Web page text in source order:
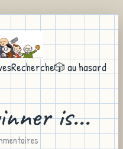
Recherche🎲 au hasard
is...